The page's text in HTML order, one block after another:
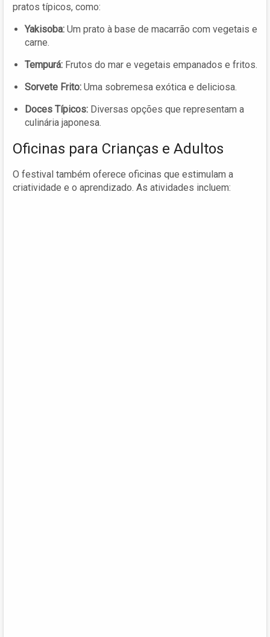
pratos típicos, como:
Yakisoba: Um prato à base de macarrão com vegetais e
carne.
Tempurá: Frutos do mar e vegetais empanados e fritos.
Sorvete Frito: Uma sobremesa exótica e deliciosa.
Doces Típicos: Diversas opções que representam a
culinária japonesa.
Oficinas para Crianças e Adultos
O festival também oferece oficinas que estimulam a
criatividade e o aprendizado. As atividades incluem: